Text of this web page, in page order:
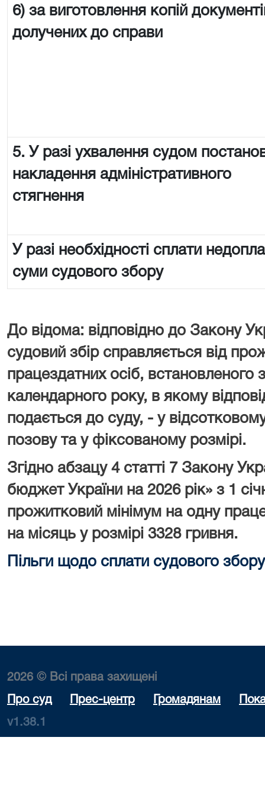
6) за виготовлення копій
долучених до справи
5. У разі ухвалення судом
накладення адміністративного
стягнення
У разі необхідності сплати
суми судового збору
До відома: відповідно до Закону
судовий збір справляється від
працездатних осіб, встановленого
календарного року, в якому
подається до суду, - у
позову та у фіксованому розмірі.
Згідно абзацу 4 статті 7 Закону
бюджет України на 2026 рік» з 1
прожитковий мінімум на одну
на місяць у розмірі 3328 гривня.
Пільги щодо сплати судового збору
2026 © Всі права захищені
Про суд Прес-центр Громадянам
v1.38.1